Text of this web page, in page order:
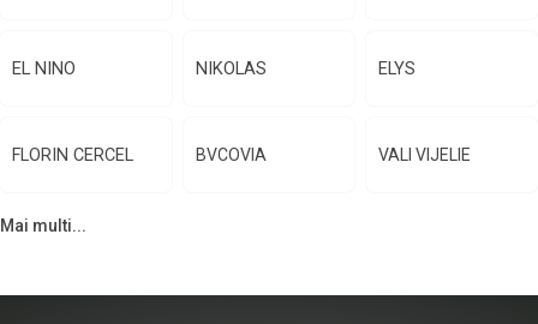
EL NINO NIKOLAS ELYS
FLORIN CERCEL BVCOVIA VALI VIJELIE
Mai multi...